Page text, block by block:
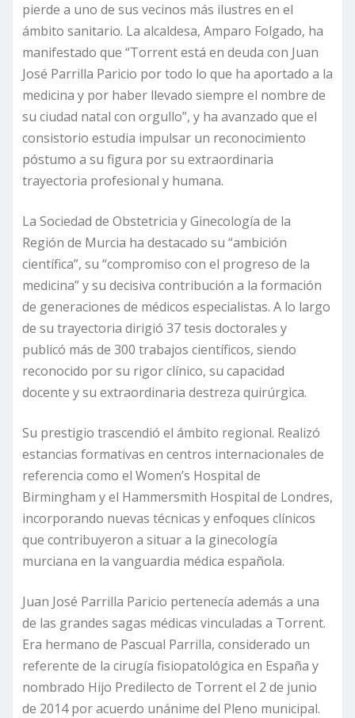
pierde a uno de sus vecinos más ilustres en el
ámbito sanitario. La alcaldesa, Amparo Folgado, ha
manifestado que “Torrent está en deuda con Juan
José Parrilla Paricio por todo lo que ha aportado a la
medicina y por haber llevado siempre el nombre de
su ciudad natal con orgullo”, y ha avanzado que el
consistorio estudia impulsar un reconocimiento
póstumo a su figura por su extraordinaria
trayectoria profesional y humana.
La Sociedad de Obstetricia y Ginecología de la
Región de Murcia ha destacado su “ambición
científica”, su “compromiso con el progreso de la
medicina” y su decisiva contribución a la formación
de generaciones de médicos especialistas. A lo largo
de su trayectoria dirigió 37 tesis doctorales y
publicó más de 300 trabajos científicos, siendo
reconocido por su rigor clínico, su capacidad
docente y su extraordinaria destreza quirúrgica.
Su prestigio trascendió el ámbito regional. Realizó
estancias formativas en centros internacionales de
referencia como el Women’s Hospital de
Birmingham y el Hammersmith Hospital de Londres,
incorporando nuevas técnicas y enfoques clínicos
que contribuyeron a situar a la ginecología
murciana en la vanguardia médica española.
Juan José Parrilla Paricio pertenecía además a una
de las grandes sagas médicas vinculadas a Torrent.
Era hermano de Pascual Parrilla, considerado un
referente de la cirugía fisiopatológica en España y
nombrado Hijo Predilecto de Torrent el 2 de junio
de 2014 por acuerdo unánime del Pleno municipal.